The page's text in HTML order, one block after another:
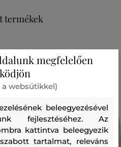
termékek
megfelelően
a websütikkel)
beleegyezésével
fejlesztéséhez. Az
kattintva beleegyezik
tartalmat, releváns